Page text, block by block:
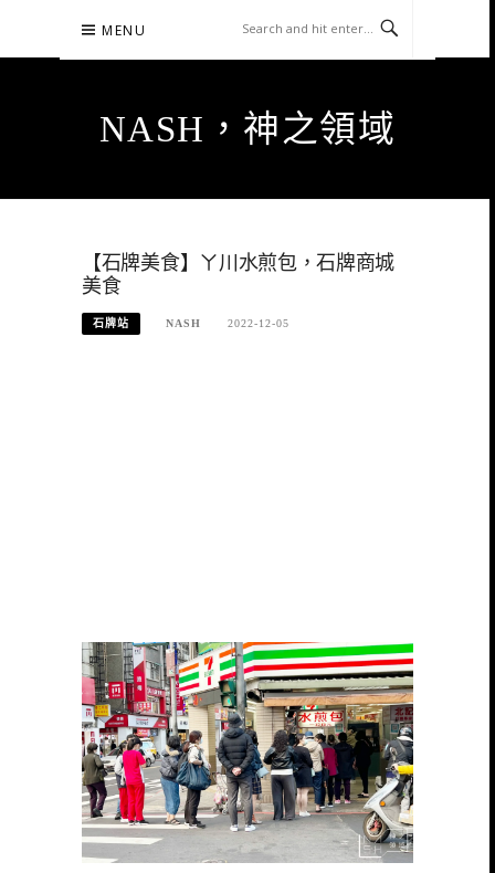
content
MENU
NASH，神之領域
【石牌美食】ㄚ川水煎包，石牌商城
美食
石牌站 NASH 2022-12-05